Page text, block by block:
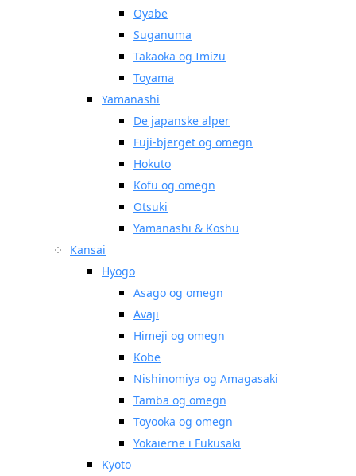
Oyabe
Suganuma
Takaoka og Imizu
Toyama
Yamanashi
De japanske alper
Fuji-bjerget og omegn
Hokuto
Kofu og omegn
Otsuki
Yamanashi & Koshu
Kansai
Hyogo
Asago og omegn
Avaji
Himeji og omegn
Kobe
Nishinomiya og Amagasaki
Tamba og omegn
Toyooka og omegn
Yokaierne i Fukusaki
Kyoto